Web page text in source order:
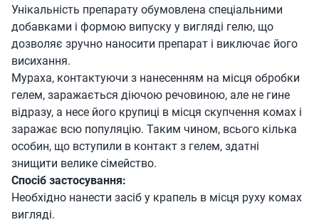
Унікальність препарату обумовлена спеціальними
добавками і формою випуску у вигляді гелю, що
дозволяє зручно наносити препарат і виключає його
висихання.
Мураха, контактуючи з нанесенням на місця обробки
гелем, заражається діючою речовиною, але не гине
відразу, а несе його крупиці в місця скупчення комах і
заражає всю популяцію. Таким чином, всього кілька
особин, що вступили в контакт з гелем, здатні
знищити велике сімейство.
Спосіб застосування:
Необхідно нанести засіб у крапель в місця руху комах
вигляді.